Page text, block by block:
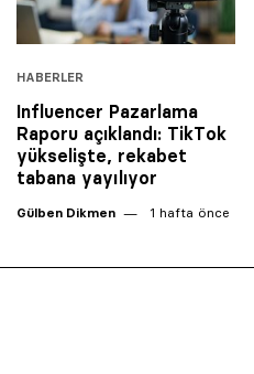
HABERLER
Influencer Pazarlama
Raporu açıklandı: TikTok
yükselişte, rekabet
tabana yayılıyor
Gülben Dikmen 1 hafta önce